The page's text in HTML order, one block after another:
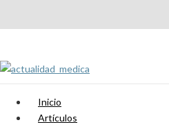
Inicio
Artículos